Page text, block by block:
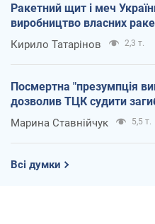
Ракетний щит і меч
виробництво власних
Кирило Татарінов 2,3 т.
Посмертна "презумпція
дозволив ТЦК судити
Марина Ставнійчук 5,5 т.
Всі думки